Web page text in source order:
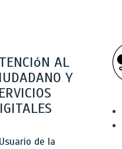
AL
Y
de la